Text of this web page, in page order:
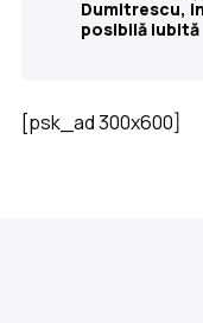
Dumitrescu,
posibilă iubită
[psk_ad 300x600]